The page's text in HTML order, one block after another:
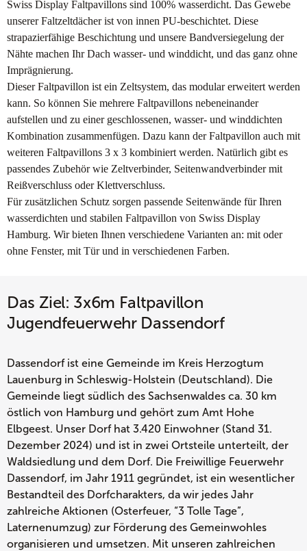
Swiss Display Faltpavillons sind 100% wasserdicht. Das Gewebe
unserer Faltzeltdächer ist von innen PU-beschichtet. Diese
strapazierfähige Beschichtung und unsere Bandversiegelung der
Nähte machen Ihr Dach wasser- und winddicht, und das ganz ohne
Imprägnierung.
Dieser Faltpavillon ist ein Zeltsystem, das modular erweitert werden
kann. So können Sie mehrere Faltpavillons nebeneinander
aufstellen und zu einer geschlossenen, wasser- und winddichten
Kombination zusammenfügen. Dazu kann der Faltpavillon auch mit
weiteren Faltpavillons 3 x 3 kombiniert werden. Natürlich gibt es
passendes Zubehör wie Zeltverbinder, Seitenwandverbinder mit
Reißverschluss oder Klettverschluss.
Für zusätzlichen Schutz sorgen passende Seitenwände für Ihren
wasserdichten und stabilen Faltpavillon von Swiss Display
Hamburg. Wir bieten Ihnen verschiedene Varianten an: mit oder
ohne Fenster, mit Tür und in verschiedenen Farben.
Das Ziel: 3x6m Faltpavillon
Jugendfeuerwehr Dassendorf
Dassendorf ist eine Gemeinde im Kreis Herzogtum
Lauenburg in Schleswig-Holstein (Deutschland). Die
Gemeinde liegt südlich des Sachsenwaldes ca. 30 km
östlich von Hamburg und gehört zum Amt Hohe
Elbgeest. Unser Dorf hat 3.420 Einwohner (Stand 31.
Dezember 2024) und ist in zwei Ortsteile unterteilt, der
Waldsiedlung und dem Dorf. Die Freiwillige Feuerwehr
Dassendorf, im Jahr 1911 gegründet, ist ein wesentlicher
Bestandteil des Dorfcharakters, da wir jedes Jahr
zahlreiche Aktionen (Osterfeuer, “3 Tolle Tage”,
Laternenumzug) zur Förderung des Gemeinwohles
organisieren und umsetzen. Mit unseren zahlreichen